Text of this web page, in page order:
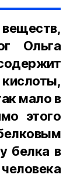
Ольга
мало в
этого
белка в